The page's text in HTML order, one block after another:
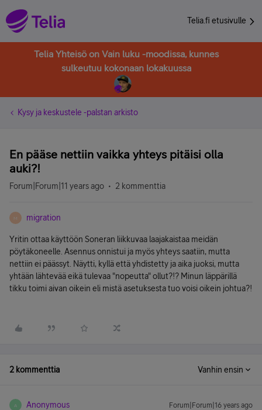
Telia.fi etusivulle
Telia Yhteisö on Vain luku -moodissa, kunnes
sulkeutuu kokonaan lokakuussa
Kysy ja keskustele -palstan arkisto
En pääse nettiin vaikka yhteys pitäisi olla
auki?!
Forum|Forum|11 years ago 2 kommenttia
M migration
Yritin ottaa käyttöön Soneran liikkuvaa laajakaistaa meidän
pöytäkoneelle. Asennus onnistui ja myös yhteys saatiin, mutta
nettiin ei päässyt. Näytti, kyllä että yhdistetty ja aika juoksi, mutta
yhtään lähtevää eikä tulevaa "nopeutta" ollut?!? Minun läppärillä
tikku toimi aivan oikein eli mistä asetuksesta tuo voisi oikein johtua?!
2 kommenttia Vanhin ensin
A Anonymous Forum|Forum|16 years ago